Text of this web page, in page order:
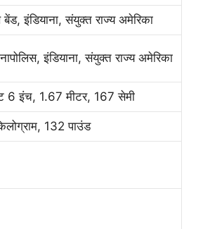
इंडियाना, संयुक्त राज्य अमेरिका
इंडियाना, संयुक्त राज्य अमेरिका
6 इंच, 1.67 मीटर, 167 सेमी
132 पाउंड